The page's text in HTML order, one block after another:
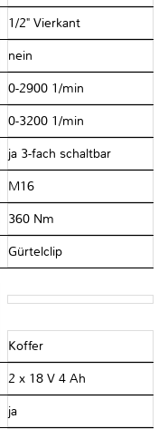
1/2" Vierkant
nein
0-2900 1/min
0-3200 1/min
ja 3-fach schaltbar
M16
360 Nm
Gürtelclip
Koffer
2 x 18 V 4 Ah
ja